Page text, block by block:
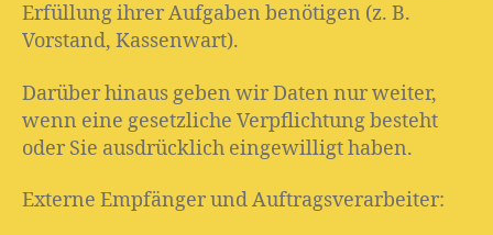
Erfüllung ihrer Aufgaben benötigen (z. B.
Vorstand, Kassenwart).
Darüber hinaus geben wir Daten nur weiter,
wenn eine gesetzliche Verpflichtung besteht
oder Sie ausdrücklich eingewilligt haben.
Externe Empfänger und Auftragsverarbeiter: